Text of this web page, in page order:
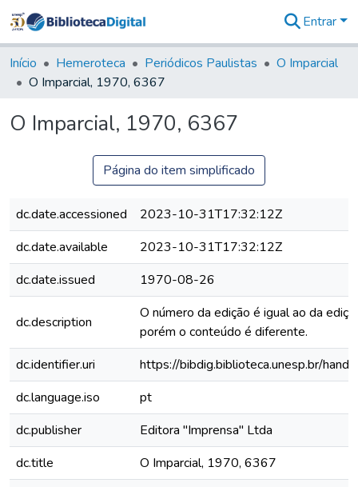
&
Coleções
Tudo na
Digital
Entrar
Início Hemeroteca Periódicos Paulistas
O Imparcial
O Imparcial, 1970, 6367
O Imparcial, 1970, 6367
Página do item simplificado
dc.date.accessioned
2023-10-31T17:32:12Z
dc.date.available
2023-10-31T17:32:12Z
dc.date.issued
1970-08-26
dc.description
O número da edição é igual ao da
porém o conteúdo é diferente.
dc.identifier.uri
https://bibdig.biblioteca.unesp.br/
dc.language.iso
pt
dc.publisher
Editora "Imprensa" Ltda
dc.title
O Imparcial, 1970, 6367